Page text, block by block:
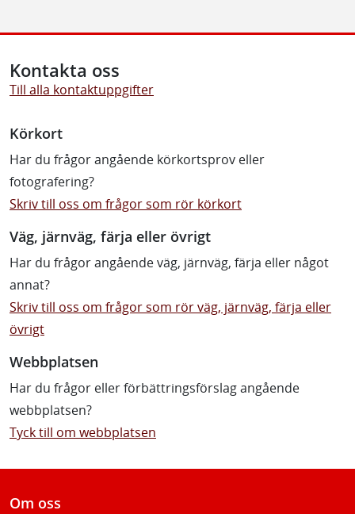
Kontakta oss
Till alla kontaktuppgifter
Körkort
Har du frågor angående körkortsprov eller
fotografering?
Skriv till oss om frågor som rör körkort
Väg, järnväg, färja eller övrigt
Har du frågor angående väg, järnväg, färja eller något
annat?
Skriv till oss om frågor som rör väg, järnväg, färja eller
övrigt
Webbplatsen
Har du frågor eller förbättringsförslag angående
webbplatsen?
Tyck till om webbplatsen
Om oss